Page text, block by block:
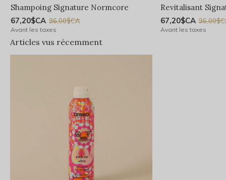
Shampoing Signature Normcore
67,20$CA 96,00$CA
Avant les taxes
Revitalisant
67,20$CA
Avant les taxes
Articles vus récemment